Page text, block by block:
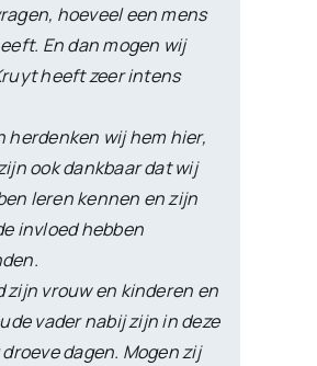
hoeveel een mens
En dan mogen wij
heeft zeer intens
herdenken wij hem hier,
ook dankbaar dat wij
leren kennen en zijn
invloed hebben
zijn vrouw en kinderen en
vader nabij zijn in deze
dagen. Mogen zij